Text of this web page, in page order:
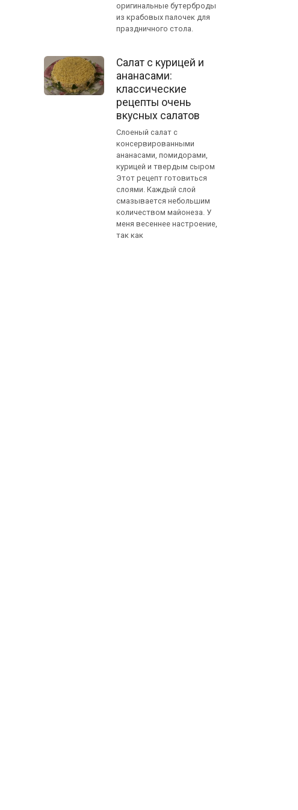
оригинальные бутерброды
из крабовых палочек для
праздничного стола.
Салат с курицей и
ананасами:
классические
рецепты очень
вкусных салатов
Слоеный салат с
консервированными
ананасами, помидорами,
курицей и твердым сыром
Этот рецепт готовиться
слоями. Каждый слой
смазывается небольшим
количеством майонеза. У
меня весеннее настроение,
так как